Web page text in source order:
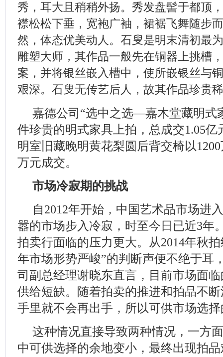
秀，耳大且稍稍外扬。秀发盘髻于都顶
襟松松下垂，宽袍广袖，裙裾飞舞随步
然，体态优美动人。石叟是明末清初最
雕塑大师，其作品一般先在铜器上挑槽
案，并将银丝嵌入槽中，使所嵌银丝与
艰深。石叟无传艺后人，故其作品珍贵
嘉德公司“选中之选—嘉木堂藏明式
件珍贵的明式家具上拍，总成交1.05
明室旧藏晚明黄花梨圆后背交椅以
万元成交。
市场冷寂期的挑战
自2012年开始，中国艺术品市场进
嚣的市场步入冷寂，时至今日已近3年
拍卖行面临的压力更大。从2014年秋拍
年市场形势严峻”的判断声便不绝于耳
司副总经理谢晓东直言，目前市场面
供给短缺。随着拍卖的推进和拍品不
手里就不会再出手，所以可供市场选
这种情况直接导致两种情况，一方
中可供选择的余地变小，最终出现拍